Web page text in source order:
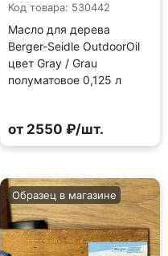
Код товара: 530442
Масло для дерева
Berger-Seidle OutdoorOil
цвет Gray / Grau
полуматовое 0,125 л
от 2550 ₽/шт.
Образец в магазине